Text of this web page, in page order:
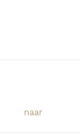
Pups
deze
op en